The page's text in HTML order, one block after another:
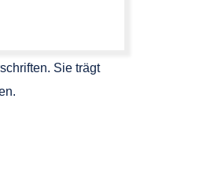
Sie trägt